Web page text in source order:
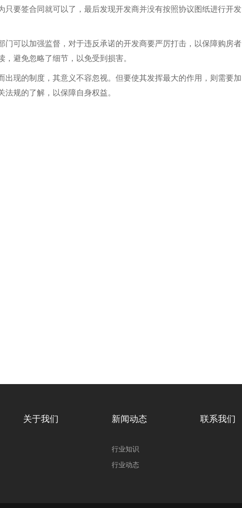
要签合同就可以了，最后发现开发商并没有按照协议图纸进行开发
可以加强监督，对于违反承诺的开发商要严厉打击，以保障购房者
避免忽略了细节，以免受到损害。
现的制度，其意义不容忽视。但要使其发挥最大的作用，则需要加
规的了解，以保障自身权益。
关于我们 新闻动态
行业知识
行业动态
联系我们